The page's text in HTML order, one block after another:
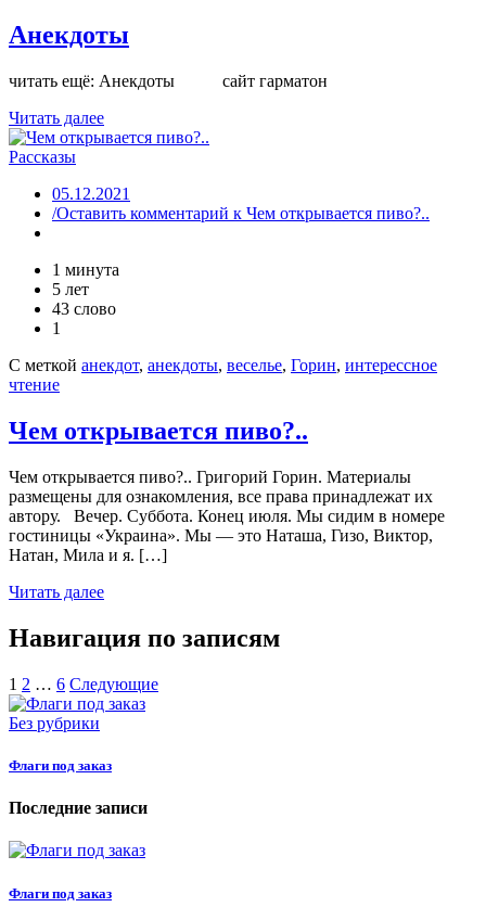
Анекдоты
читать ещё: Анекдоты сайт гарматон
Читать далее
Рассказы
05.12.2021
/Оставить комментарий к Чем открывается пиво?..
1 минута
5 лет
43 слово
1
С меткой анекдот, анекдоты, веселье, Горин, интерессное
чтение
Чем открывается пиво?..
Чем открывается пиво?.. Григорий Горин. Материалы
размещены для ознакомления, все права принадлежат их
автору. Вечер. Суббота. Конец июля. Мы сидим в номере
гостиницы «Украина». Мы — это Наташа, Гизо, Виктор,
Натан, Мила и я. […]
Читать далее
Навигация по записям
1 2 … 6 Следующие
Без рубрики
Флаги под заказ
Последние записи
Флаги под заказ